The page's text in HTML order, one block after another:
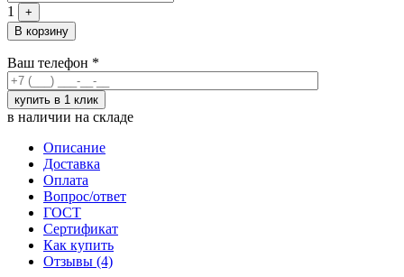
1
+
В корзину
Ваш телефон *
в наличии на складе
Описание
Доставка
Оплата
Вопрос/ответ
ГОСТ
Сертификат
Как купить
Отзывы (4)